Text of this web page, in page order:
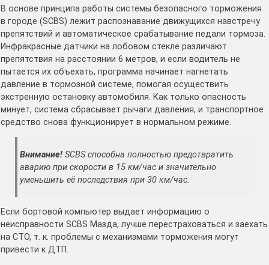
В основе принципа работы системы безопасного торможения
в городе (SCBS) лежит распознавание движущихся навстречу
препятствий и автоматическое срабатывание педали тормоза.
Инфракрасные датчики на лобовом стекле различают
препятствия на расстоянии 6 метров, и если водитель не
пытается их объехать, программа начинает нагнетать
давление в тормозной системе, помогая осуществить
экстренную остановку автомобиля. Как только опасность
минует, система сбрасывает рычаги давления, и транспортное
средство снова функционирует в нормальном режиме.
Внимание! SCBS способна полностью предотвратить
аварию при скорости в 15 км/час и значительно
уменьшить её последствия при 30 км/час.
Если бортовой компьютер выдает информацию о
неисправности SCBS Мазда, лучше перестраховаться и заехать
на СТО, т. к. проблемы с механизмами торможения могут
привести к ДТП.